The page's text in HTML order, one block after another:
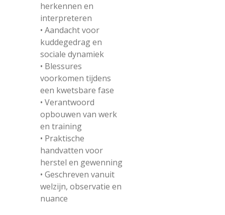
herkennen en
interpreteren
• Aandacht voor
kuddegedrag en
sociale dynamiek
• Blessures
voorkomen tijdens
een kwetsbare fase
• Verantwoord
opbouwen van werk
en training
• Praktische
handvatten voor
herstel en gewenning
• Geschreven vanuit
welzijn, observatie en
nuance